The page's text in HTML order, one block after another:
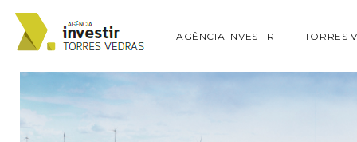
AGÊNCIA INVESTIR TORRES